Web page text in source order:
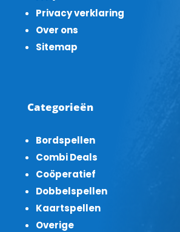
Privacy verklaring
Over ons
Sitemap
Categorieën
Bordspellen
Combi Deals
Coöperatief
Dobbelspellen
Kaartspellen
Overige